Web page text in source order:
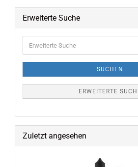
Erweiterte Suche
Suche
SUCHEN
ERWEITERTE
Zuletzt angesehen